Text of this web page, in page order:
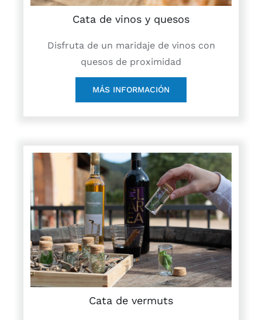
Cata de vinos y quesos
Disfruta de un maridaje de vinos con
quesos de proximidad
MÁS INFORMACIÓN
Cata de vermuts